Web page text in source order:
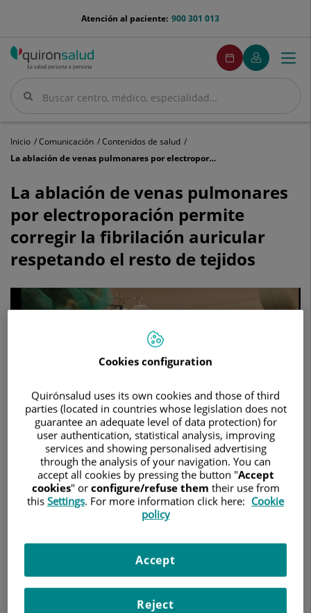
menu-
900 301 013
Atención al paciente:
Buscar
Buscar
menuPedirCita
Pedir
cita
Mi
Quirónsalud
Menú
Inicio Comunicación
Contenidos de salud
La ablación de venas pulmonares por electroporación permite corregir la fibrilación auricular respetando el resto de tejidos
ablación
de
venas
pulmonares
por
electroporación
permite
corregir
fibrilación
tejidos
La ablación de venas pulmonares
por electroporación permite
corregir la fibrilación auricular
respetando el resto de tejidos
Cookies configuration
Quirónsalud uses its own cookies and those of third
parties (located in countries whose legislation does not
guarantee an adequate level of data protection) for
user authentication, statistical analysis, improving
services and showing personalised advertising
through the analysis of your navigation. You can
accept all cookies by pressing the button "Accept
cookies" or configure/refuse them their use from
this Settings. For more information click here: Cookie
policy
Reject
Accept